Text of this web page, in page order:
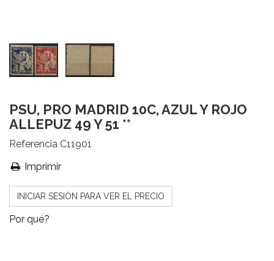
PSU, PRO MADRID 10C, AZUL Y ROJO
ALLEPUZ 49 Y 51 **
Referencia C11901
Imprimir
INICIAR SESIÓN PARA VER EL PRECIO
Por qué?